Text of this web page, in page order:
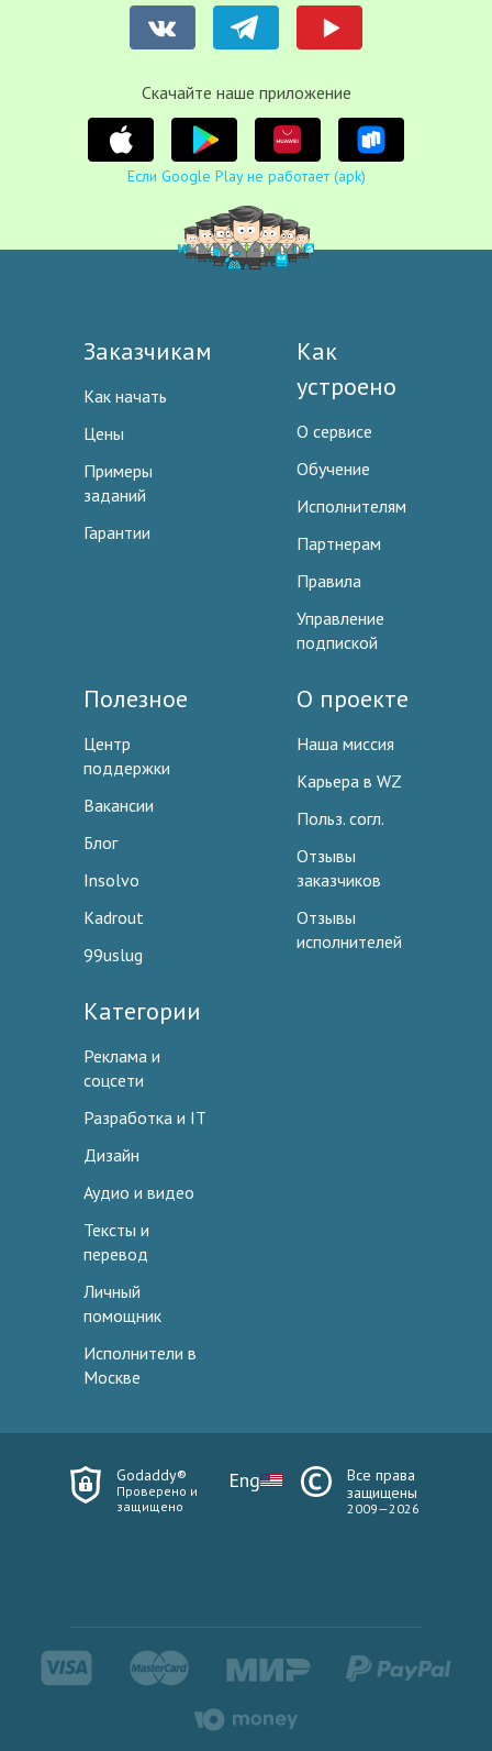
Cкачайте наше приложение
Если Google Play не работает (apk)
Заказчикам
Как начать
Цены
Примеры
заданий
Гарантии
Как
устроено
О сервисе
Обучение
Исполнителям
Партнерам
Правила
Управление
подпиской
Полезное
Центр
поддержки
Вакансии
Блог
Insolvo
Kadrout
99uslug
О проекте
Наша миссия
Карьера в WZ
Польз. согл.
Отзывы
заказчиков
Отзывы
исполнителей
Категории
Реклама и
соцсети
Разработка и IT
Дизайн
Аудио и видео
Тексты и
перевод
Личный
помощник
Исполнители в
Москве
Godaddy®
Проверено и
защищено
Eng
Все права
защищены
2009—2026